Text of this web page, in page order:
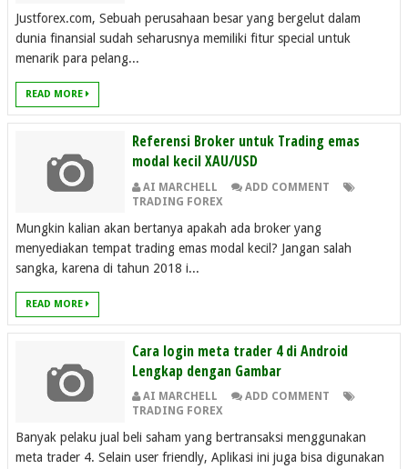
Justforex.com, Sebuah perusahaan besar yang bergelut dalam
dunia finansial sudah seharusnya memiliki fitur special untuk
menarik para pelang...
READ MORE
Referensi Broker untuk Trading emas
modal kecil XAU/USD
AI MARCHELL
ADD COMMENT
TRADING FOREX
Mungkin kalian akan bertanya apakah ada broker yang
menyediakan tempat trading emas modal kecil? Jangan salah
sangka, karena di tahun 2018 i...
READ MORE
Cara login meta trader 4 di Android
Lengkap dengan Gambar
AI MARCHELL
ADD COMMENT
TRADING FOREX
Banyak pelaku jual beli saham yang bertransaksi menggunakan
meta trader 4. Selain user friendly, Aplikasi ini juga bisa digunakan